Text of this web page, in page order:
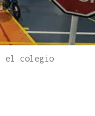
el colegio